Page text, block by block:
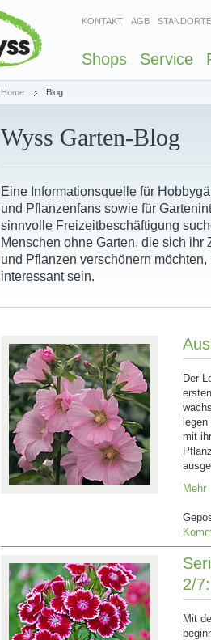
KONTAKT AGB STANDORTE
Shops Service
Home Blog
Wyss Garten-Blog
Eine Informationsquelle für
und Pflanzenfans sowie für
sinnvolle Freizeitbeschäftigung
Menschen ohne Garten, die sich ihr
und Pflanzen verschönern
interessant sein.
Der
mit
Mehr
2/
Mit